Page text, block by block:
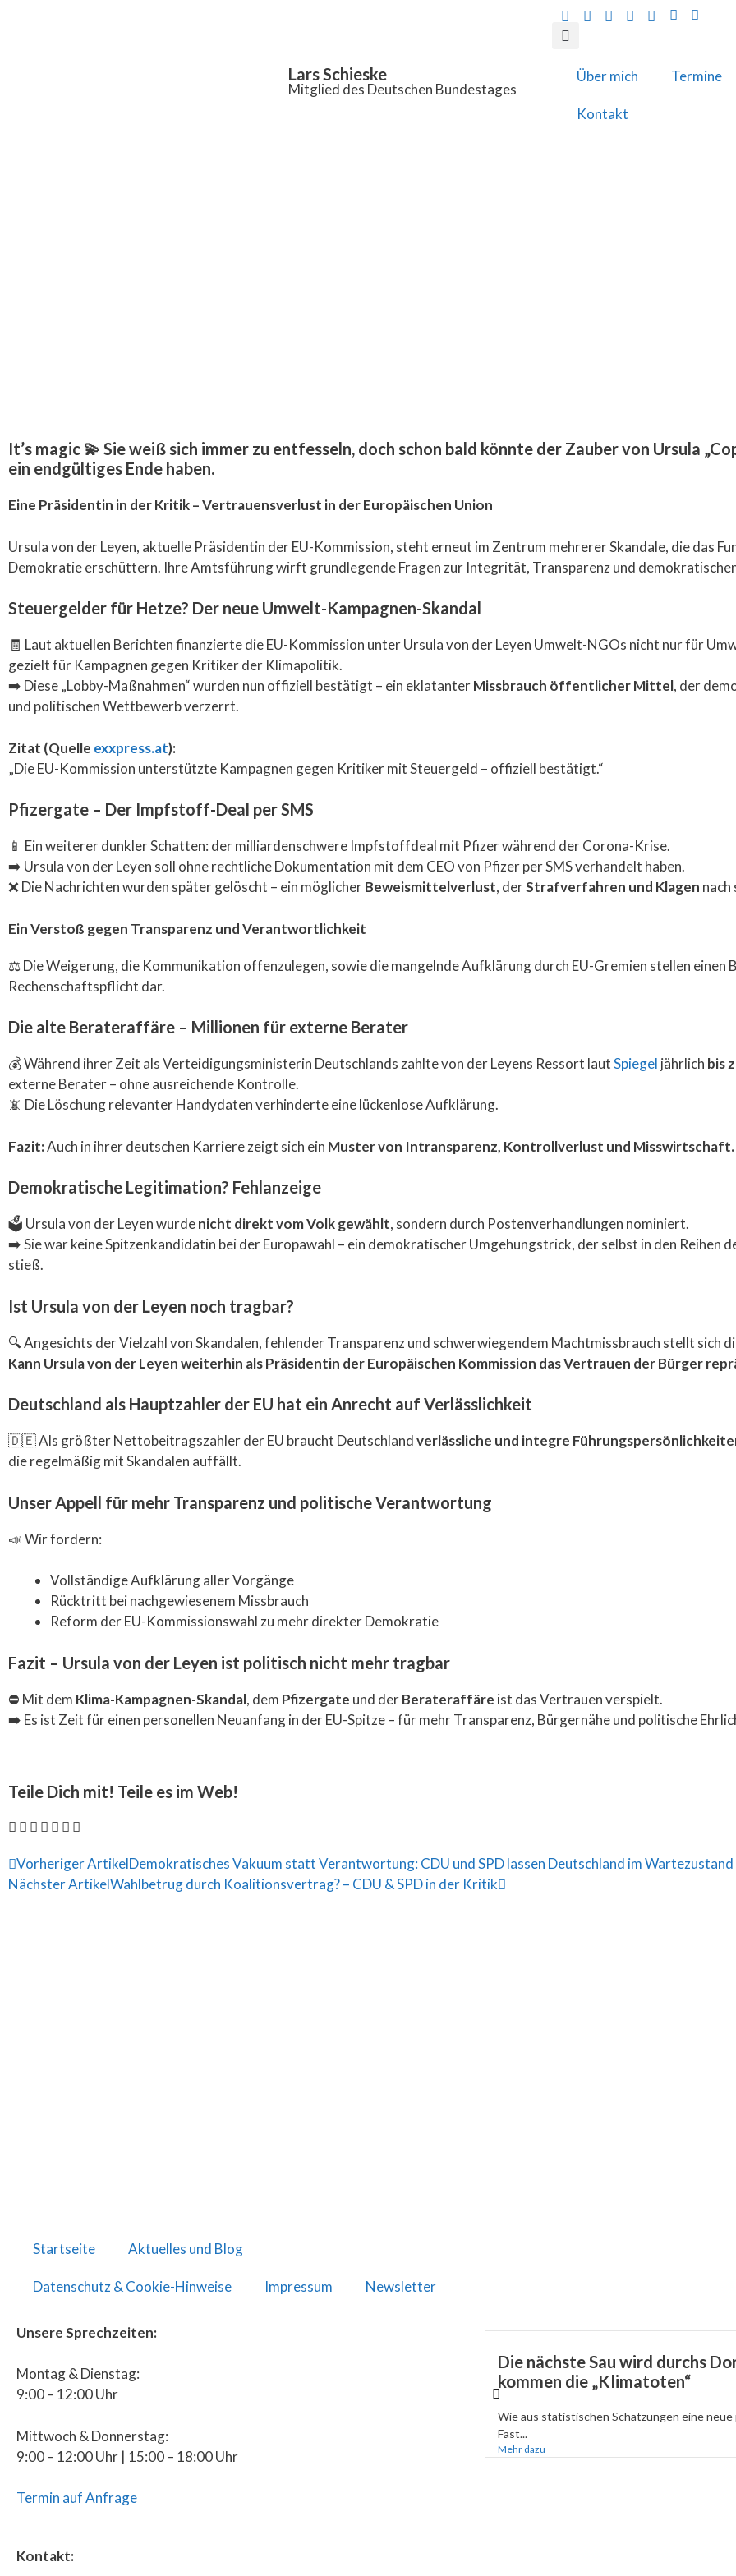
Lars Schieske
Mitglied des Deutschen Bundestages
Über mich Termine
Kontakt
It’s magic 💫 Sie weiß sich immer zu entfesseln, doch schon bald könnte der Zauber von Ursula
ein endgültiges Ende haben.
Eine Präsidentin in der Kritik – Vertrauensverlust in der Europäischen Union
Ursula von der Leyen, aktuelle Präsidentin der EU-Kommission, steht erneut im Zentrum mehrerer Skandale, die das
Demokratie erschüttern. Ihre Amtsführung wirft grundlegende Fragen zur Integrität, Transparenz und
Steuergelder für Hetze? Der neue Umwelt-Kampagnen-Skandal
🧾 Laut aktuellen Berichten finanzierte die EU-Kommission unter Ursula von der Leyen Umwelt-NGOs nicht nur für
gezielt für Kampagnen gegen Kritiker der Klimapolitik.
➡️ Diese „Lobby-Maßnahmen“ wurden nun offiziell bestätigt – ein eklatanterMissbrauch öffentlicher Mittel, der
und politischen Wettbewerb verzerrt.
Zitat (Quelle exxpress.at):
„Die EU-Kommission unterstützte Kampagnen gegen Kritiker mit Steuergeld – offiziell bestätigt.“
Pfizergate – Der Impfstoff-Deal per SMS
📱 Ein weiterer dunkler Schatten: der milliardenschwere Impfstoffdeal mit Pfizer während der Corona-Krise.
➡️ Ursula von der Leyen soll ohne rechtliche Dokumentation mit dem CEO von Pfizer per SMS verhandelt haben.
❌ Die Nachrichten wurden später gelöscht – ein möglicherBeweismittelverlust, derStrafverfahren und Klagen nach
Ein Verstoß gegen Transparenz und Verantwortlichkeit
⚖️ Die Weigerung, die Kommunikation offenzulegen, sowie die mangelnde Aufklärung durch EU-Gremien stellen einen
Rechenschaftspflicht dar.
Die alte Berateraffäre – Millionen für externe Berater
💰 Während ihrer Zeit als Verteidigungsministerin Deutschlands zahlte von der Leyens Ressort lautSpiegel jährlich bis
externe Berater – ohne ausreichende Kontrolle.
📵 Die Löschung relevanter Handydaten verhinderte eine lückenlose Aufklärung.
Fazit:Auch in ihrer deutschen Karriere zeigt sich ein Muster von Intransparenz, Kontrollverlust und Misswirtschaft.
Demokratische Legitimation? Fehlanzeige
🗳️ Ursula von der Leyen wurdenicht direkt vom Volk gewählt, sondern durch Postenverhandlungen nominiert.
➡️ Sie war keine Spitzenkandidatin bei der Europawahl – ein demokratischer Umgehungstrick, der selbst in den Reihen
stieß.
Ist Ursula von der Leyen noch tragbar?
🔍 Angesichts der Vielzahl von Skandalen, fehlender Transparenz und schwerwiegendem Machtmissbrauch stellt sich
Kann Ursula von der Leyen weiterhin als Präsidentin der Europäischen Kommission das Vertrauen der Bürger
Deutschland als Hauptzahler der EU hat ein Anrecht auf Verlässlichkeit
🇩🇪 Als größter Nettobeitragszahler der EU braucht Deutschlandverlässliche und integre
die regelmäßig mit Skandalen auffällt.
Unser Appell für mehr Transparenz und politische Verantwortung
📣 Wir fordern:
Vollständige Aufklärung aller Vorgänge
Rücktritt bei nachgewiesenem Missbrauch
Reform der EU-Kommissionswahl zu mehr direkter Demokratie
Fazit – Ursula von der Leyen ist politisch nicht mehr tragbar
⛔ Mit dem Klima-Kampagnen-Skandal, dem Pfizergate und derBerateraffäre ist das Vertrauen verspielt.
➡️ Es ist Zeit für einen personellen Neuanfang in der EU-Spitze – für mehr Transparenz, Bürgernähe und politische
Teile Dich mit! Teile es im Web!
Vorheriger ArtikelDemokratisches Vakuum statt Verantwortung: CDU und SPD lassen Deutschland im Wartezustand
Nächster ArtikelWahlbetrug durch Koalitionsvertrag? – CDU & SPD in der Kritik
Startseite Aktuelles und Blog
Datenschutz & Cookie-Hinweise Impressum Newsletter
Unsere Sprechzeiten:
Montag & Dienstag:
9:00 – 12:00 Uhr
Mittwoch & Donnerstag:
9:00 – 12:00 Uhr | 15:00 – 18:00 Uhr
Termin auf Anfrage
Kontakt:
Die nächste Sau wird durchs
kommen die „Klimatoten“
Wie aus statistischen Schätzungen eine
Fast...
Mehr dazu